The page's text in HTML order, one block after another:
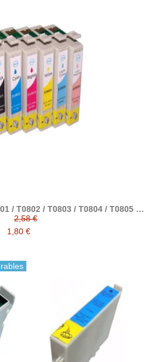
/ T0802 / T0803 / T0804 / T0805 /
con epson
2,58 €
1,80 €